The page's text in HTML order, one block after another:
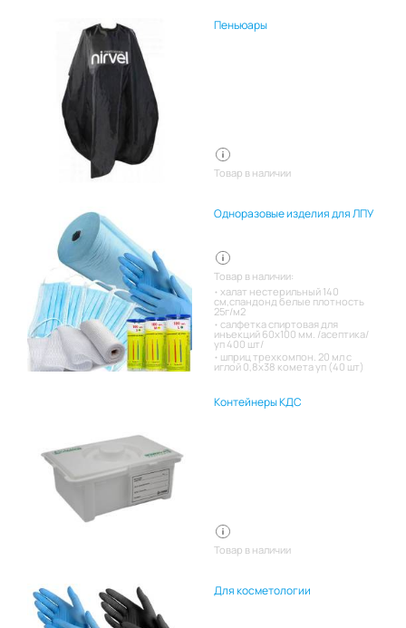
Пеньюары
Товар в наличии
Одноразовые изделия для ЛПУ
Товар в наличии:
халат нестерильный 140
см,спандонд белые плотность
25г/м2
салфетка спиртовая для
инъекций 60х100 мм. /асептика/
уп 400 шт/
шприц трехкомпон. 20 мл с
иглой 0,8х38 комета уп (40 шт)
Контейнеры КДС
Товар в наличии
Для косметологии